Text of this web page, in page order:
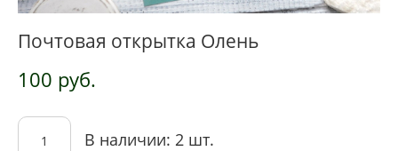
Почтовая открытка Олень
100 pуб.
В наличии: 2 шт.